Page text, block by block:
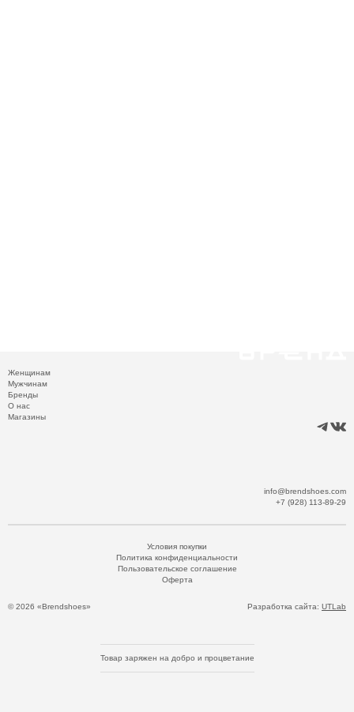
Женщинам
Мужчинам
Бренды
О нас
Магазины
info@brendshoes.com
+7 (928) 113-89-29
© 2026 «Brendshoes»
Условия покупки
Политика конфиденциальности
Пользовательское соглашение
Оферта
Разработка сайта: UTLab
Товар заряжен на добро и процветание